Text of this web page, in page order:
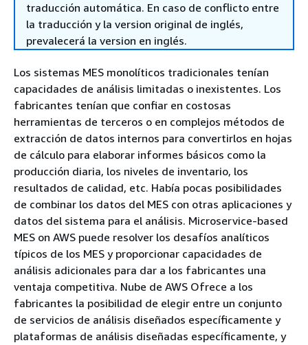
traducción automática. En caso de conflicto entre
la traducción y la version original de inglés,
prevalecerá la version en inglés.
Los sistemas MES monolíticos tradicionales tenían
capacidades de análisis limitadas o inexistentes. Los
fabricantes tenían que confiar en costosas
herramientas de terceros o en complejos métodos de
extracción de datos internos para convertirlos en hojas
de cálculo para elaborar informes básicos como la
producción diaria, los niveles de inventario, los
resultados de calidad, etc. Había pocas posibilidades
de combinar los datos del MES con otras aplicaciones y
datos del sistema para el análisis. Microservice-based
MES on AWS puede resolver los desafíos analíticos
típicos de los MES y proporcionar capacidades de
análisis adicionales para dar a los fabricantes una
ventaja competitiva. Nube de AWS Ofrece a los
fabricantes la posibilidad de elegir entre un conjunto
de servicios de análisis diseñados específicamente y
plataformas de análisis diseñadas específicamente, y